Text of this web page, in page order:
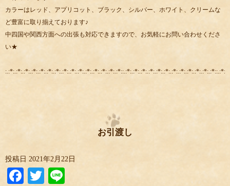
カラーはレッド、アプリコット、ブラック、シルバー、ホワイト、クリームな
ど豊富に取り揃えております♪
中四国や関西方面への出張も対応できますので、お気軽にお問い合わせくださ
い★
:.:*:.:*:.:*:.:*:.:*:.:*:.:*:.:*:.:*:.:*:.:*:.:*:.:*:.:*:.:*::.:*:.:*:.:*:.:*:.:*:.:*:.:*:.:*:.:*:.:*:.:*:.:*::.:*:.:
お引渡し
投稿日 2021年2月22日
Facebook
Twitter